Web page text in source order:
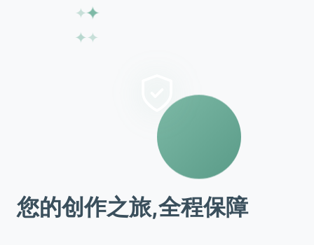
您的创作之旅,全程保障
✦
✦
✦
✦